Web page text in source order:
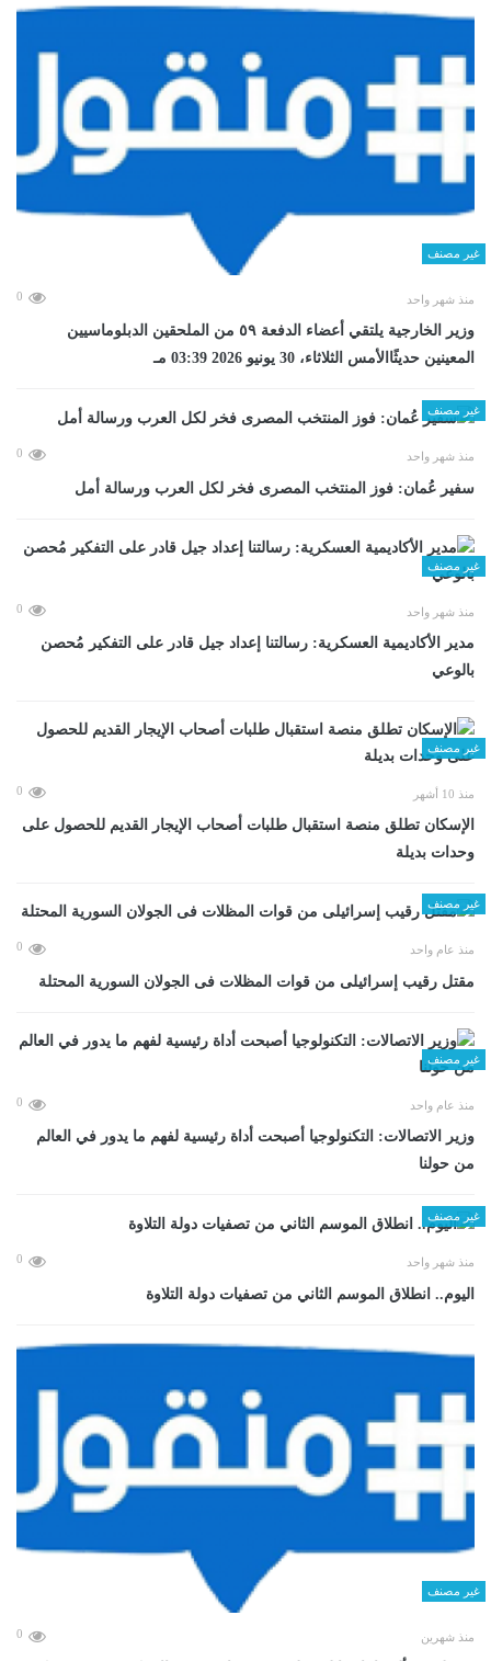
غير مصنف
منذ شهر واحد 0
وزير الخارجية يلتقي أعضاء الدفعة ٥٩ من الملحقين الدبلوماسيين
المعينين حديثًاالأمس الثلاثاء، 30 يونيو 2026 03:39 مـ
غير مصنف
منذ شهر واحد 0
سفير عُمان: فوز المنتخب المصرى فخر لكل العرب ورسالة أمل
غير مصنف
منذ شهر واحد 0
مدير الأكاديمية العسكرية: رسالتنا إعداد جيل قادر على التفكير مُحصن
بالوعي
غير مصنف
منذ 10 أشهر 0
الإسكان تطلق منصة استقبال طلبات أصحاب الإيجار القديم للحصول على
وحدات بديلة
غير مصنف
منذ عام واحد 0
مقتل رقيب إسرائيلى من قوات المظلات فى الجولان السورية المحتلة
غير مصنف
منذ عام واحد 0
وزير الاتصالات: التكنولوجيا أصبحت أداة رئيسية لفهم ما يدور في العالم
من حولنا
غير مصنف
منذ شهر واحد 0
اليوم.. انطلاق الموسم الثاني من تصفيات دولة التلاوة
غير مصنف
منذ شهرين 0